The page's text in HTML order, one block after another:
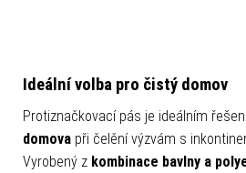
Ideální volba pro čistý domov
Protiznačkovací pás je ideálním
domova při čelění výzvám s
Vyrobený z kombinace bavlny a